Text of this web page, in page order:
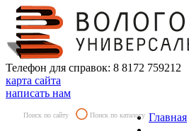
Телефон для справок: 8 8172 759212
карта сайта
написать нам
Поиск по сайту Поиск по каталогу Главная